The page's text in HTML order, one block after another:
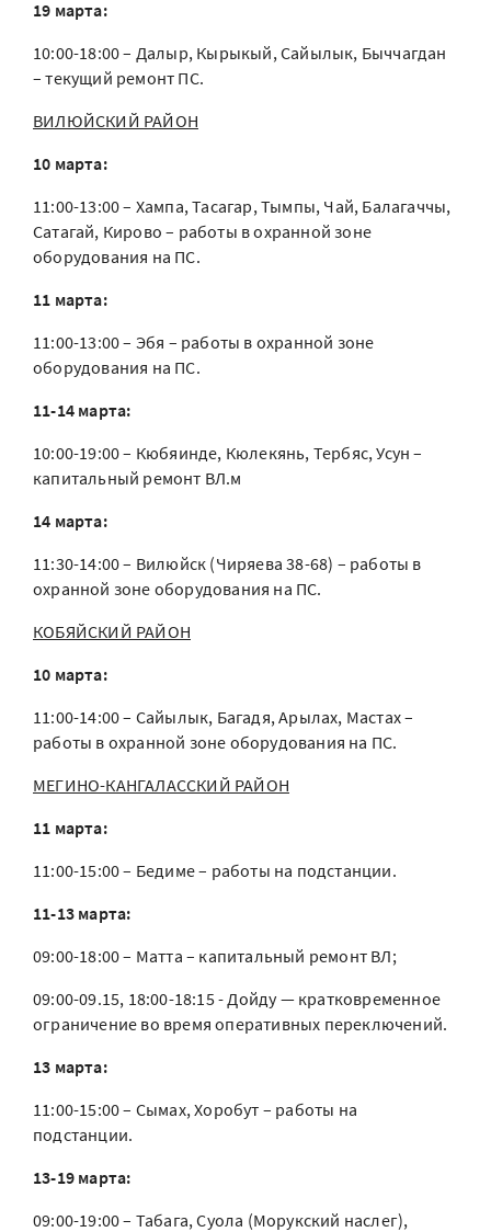
19 марта:
10:00-18:00 – Далыр, Кырыкый, Сайылык, Быччагдан
– текущий ремонт ПС.
ВИЛЮЙСКИЙ РАЙОН
10 марта:
11:00-13:00 – Хампа, Тасагар, Тымпы, Чай, Балагаччы,
Сатагай, Кирово – работы в охранной зоне
оборудования на ПС.
11 марта:
11:00-13:00 – Эбя – работы в охранной зоне
оборудования на ПС.
11-14 марта:
10:00-19:00 – Кюбяинде, Кюлекянь, Тербяс, Усун –
капитальный ремонт ВЛ.м
14 марта:
11:30-14:00 – Вилюйск (Чиряева 38-68) – работы в
охранной зоне оборудования на ПС.
КОБЯЙСКИЙ РАЙОН
10 марта:
11:00-14:00 – Сайылык, Багадя, Арылах, Мастах –
работы в охранной зоне оборудования на ПС.
МЕГИНО-КАНГАЛАССКИЙ РАЙОН
11 марта:
11:00-15:00 – Бедиме – работы на подстанции.
11-13 марта:
09:00-18:00 – Матта – капитальный ремонт ВЛ;
09:00-09.15, 18:00-18:15 - Дойду — кратковременное
ограничение во время оперативных переключений.
13 марта:
11:00-15:00 – Сымах, Хоробут – работы на
подстанции.
13-19 марта:
09:00-19:00 – Табага, Суола (Морукский наслег),